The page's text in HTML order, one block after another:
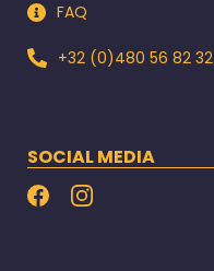
FAQ
+32 (0)480 56 82 32
SOCIAL MEDIA